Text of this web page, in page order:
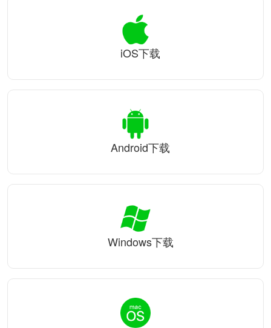
iOS下载
Android下载
Windows下载